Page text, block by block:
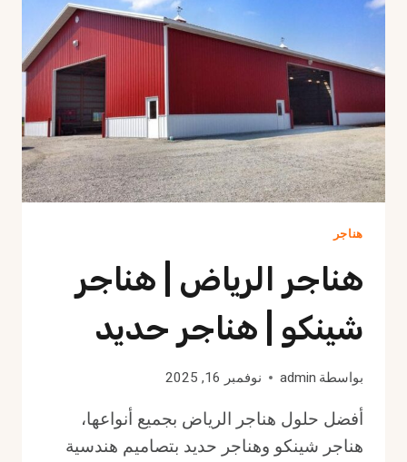
هناجر
هناجر الرياض | هناجر
شينكو | هناجر حديد
بواسطة admin نوفمبر 16, 2025
أفضل حلول هناجر الرياض بجميع أنواعها،
هناجر شينكو وهناجر حديد بتصاميم هندسية